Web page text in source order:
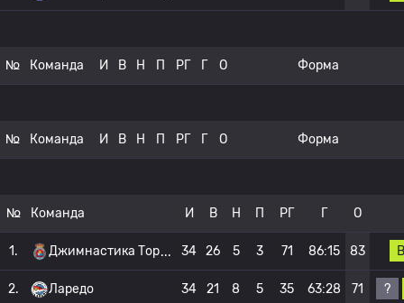
№ Команда И В Н П РГ Г О Форма
№ Команда И В Н П РГ Г О Форма
№ Команда И В Н П РГ Г О
1. Джимнастика Тор 34 26 5 3 71 86:15 83 В
2. Ларедо 34 21 8 5 35 63:28 71 ?